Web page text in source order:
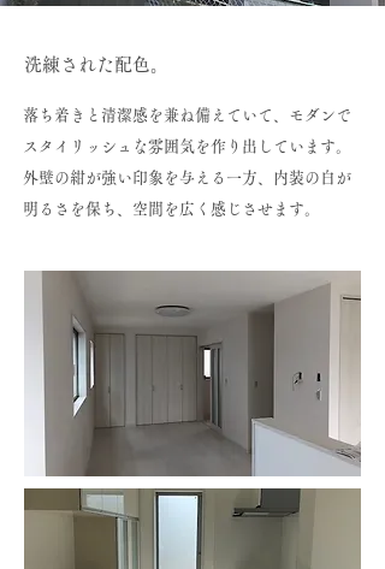
洗練された配色。
落ち着きと清潔感を兼ね備えていて、モダンで
スタイリッシュな雰囲気を作り出しています。
外壁の紺が強い印象を与える一方、内装の白が
明るさを保ち、空間を広く感じさせます。